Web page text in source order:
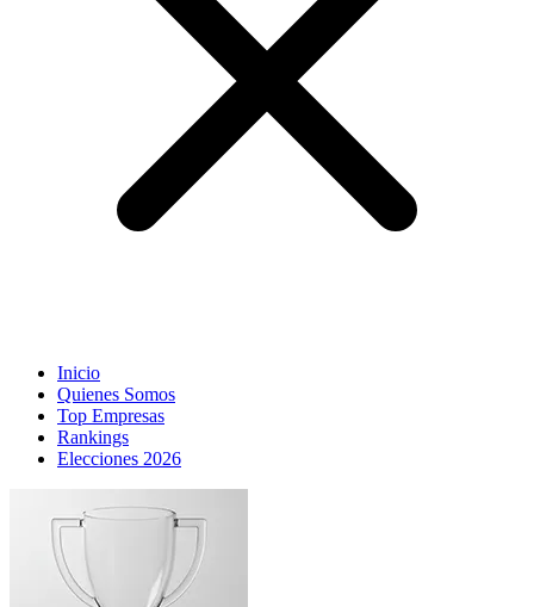
Inicio
Quienes Somos
Top Empresas
Rankings
Elecciones 2026